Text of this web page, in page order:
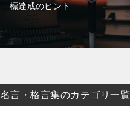
標達成のヒント
名言・格言集のカテゴリ一覧